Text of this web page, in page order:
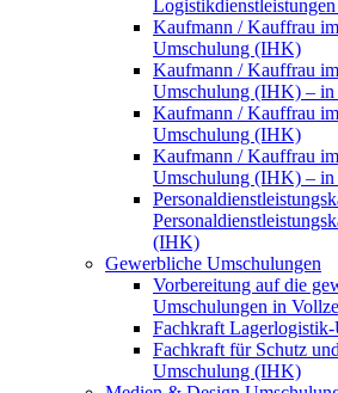
Kaufmann / Kauffrau
Umschulung (IHK)
Kaufmann / Kauffrau
Umschulung (IHK) – in
Kaufmann / Kauffrau
Umschulung (IHK)
Kaufmann / Kauffrau
Umschulung (IHK) – in
(IHK)
Gewerbliche Umschulungen
Vorbereitung auf die
Umschulungen in
Fachkraft
Fachkraft für Schutz
Umschulung (IHK)